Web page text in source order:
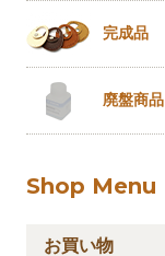
完成品
廃盤商品
Shop Menu
お買い物